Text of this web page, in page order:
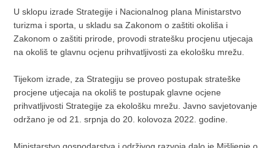
U sklopu izrade Strategije i Nacionalnog plana Ministarstvo
turizma i sporta, u skladu sa Zakonom o zaštiti okoliša i
Zakonom o zaštiti prirode, provodi stratešku procjenu utjecaja
na okoliš te glavnu ocjenu prihvatljivosti za ekološku mrežu.
Tijekom izrade, za Strategiju se proveo postupak strateške
procjene utjecaja na okoliš te postupak glavne ocjene
prihvatljivosti Strategije za ekološku mrežu. Javno savjetovanje
održano je od 21. srpnja do 20. kolovoza 2022. godine.